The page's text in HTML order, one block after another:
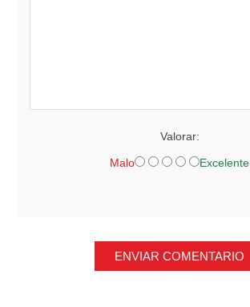
Valorar:
Malo Excelente
ENVIAR COMENTARIO